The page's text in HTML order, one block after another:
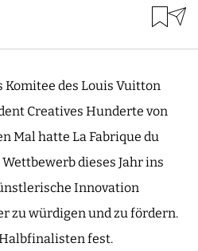
des Louis Vuitton
Creatives Hunderte von
Mal hatte La Fabrique du
dieses Jahr ins
Innovation
zu würdigen und zu fördern.
fest.